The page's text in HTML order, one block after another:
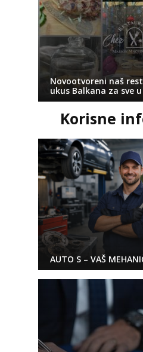
Novootvoreni naš
ukus Balkana za sve
Korisne
AUTO S – VAŠ